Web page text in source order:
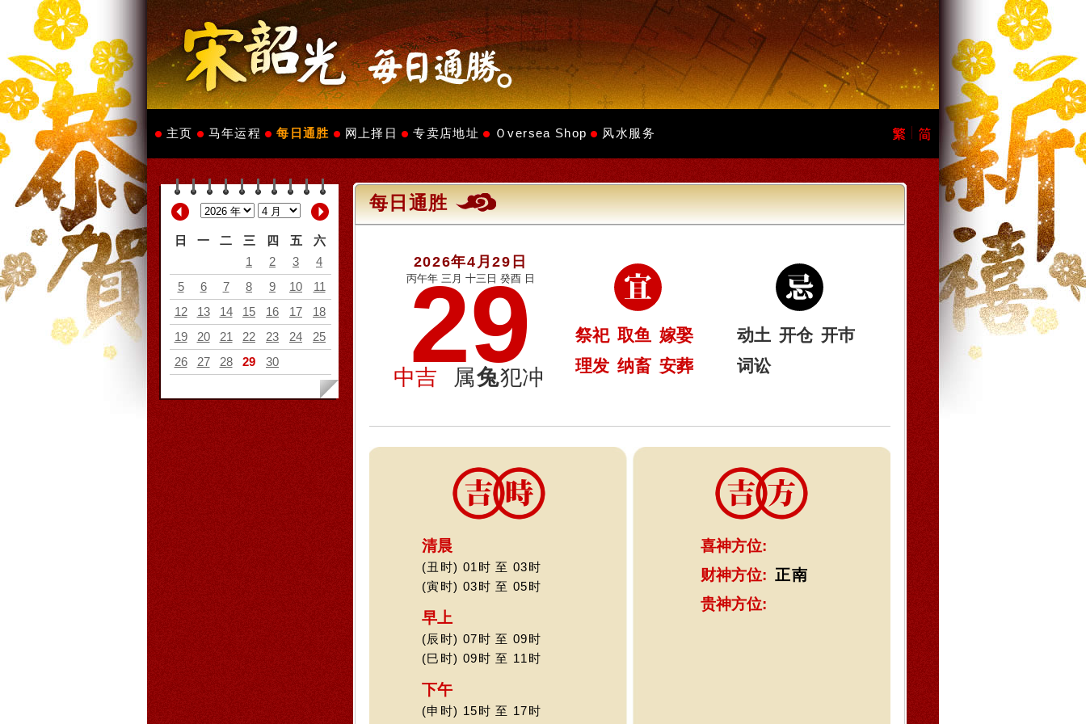
主页 马年运程 每日通胜 网上择日 专卖店地址 Ｏversea Shop 风水服务
日 一 二 三 四 五
六
1
2 3
4
5
6 7 8 9 10
11
12
13 14 15 16 17
18
19
20 21 22 23 24
25
26
27 28 29 30
每日通胜
2026年4月29日
丙午年 三月 十三日 癸酉 日
29
中吉 属兔犯冲
祭祀 取鱼 嫁娶
理发 纳畜 安葬
动土 开仓 开巿
词讼
清晨
(丑时) 01时 至 03时
(寅时) 03时 至 05时
早上
(辰时) 07时 至 09时
(巳时) 09时 至 11时
下午
(申时) 15时 至 17时
喜神方位:
财神方位: 正南
贵神方位: